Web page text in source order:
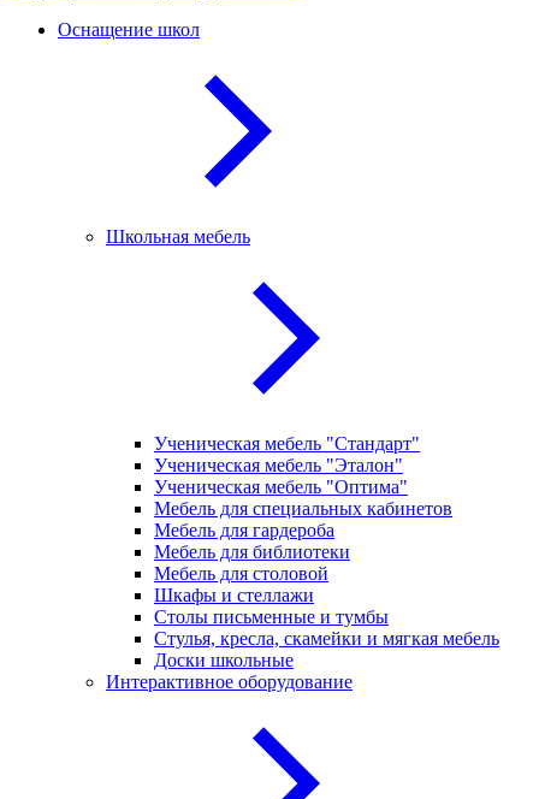
Оснащение школ
Школьная мебель
Ученическая мебель "Стандарт"
Ученическая мебель "Эталон"
Ученическая мебель "Оптима"
Мебель для специальных кабинетов
Мебель для гардероба
Мебель для библиотеки
Мебель для столовой
Шкафы и стеллажи
Столы письменные и тумбы
Стулья, кресла, скамейки и мягкая мебель
Доски школьные
Интерактивное оборудование